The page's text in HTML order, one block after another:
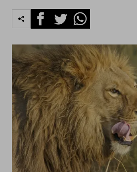
FacebookTwitterWhatsapp